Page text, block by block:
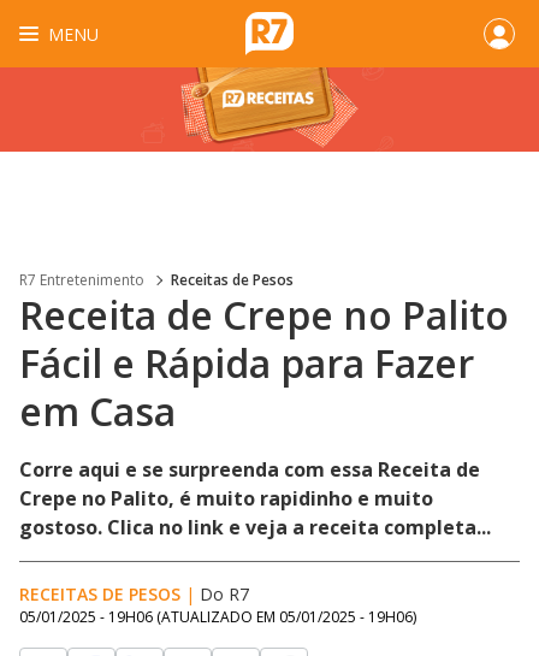
MENU
R7 Entretenimento Receitas de Pesos
Receita de Crepe no Palito
Fácil e Rápida para Fazer
em Casa
Corre aqui e se surpreenda com essa Receita de
Crepe no Palito, é muito rapidinho e muito
gostoso. Clica no link e veja a receita completa...
RECEITAS DE PESOS | Do R7
05/01/2025 - 19H06 (ATUALIZADO EM 05/01/2025 - 19H06)